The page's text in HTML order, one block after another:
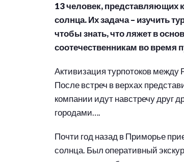
13 человек, представляющих
солнца. Их задача – изучить
чтобы знать, что ляжет в
соотечественникам во время
Активизация турпотоков между
После встреч в верхах
компании идут навстречу друг
городами….
Почти год назад в Приморье
солнца. Был оперативный